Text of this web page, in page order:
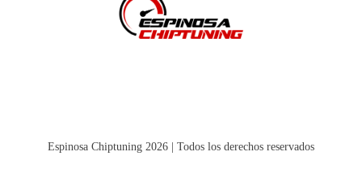
Espinosa Chiptuning 2026 | Todos los derechos reservados